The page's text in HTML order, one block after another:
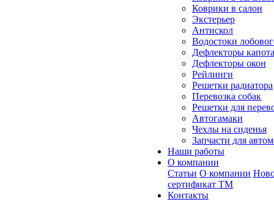
Коврики в салон
Экстерьер
Антискол
Водостоки
Дефлекторы капота
Дефлекторы окон
Рейлинги
Решетки радиатора
Перевозка собак
Решетки для
Автогамаки
Чехлы на сиденья
Запчасти для
Наши работы
О компании
Статьи О компании
сертификат ТМ
Контакты